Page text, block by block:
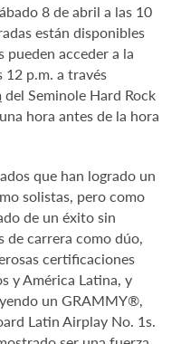
8 de abril a las 10
están disponibles
pueden acceder a la
12 p.m. a través
del Seminole Hard Rock
hora antes de la hora
que han logrado un
solistas, pero como
de un éxito sin
de carrera como dúo,
certificaciones
y América Latina, y
un GRAMMY®,
Latin Airplay No. 1s.